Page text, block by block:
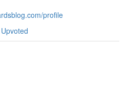
profile